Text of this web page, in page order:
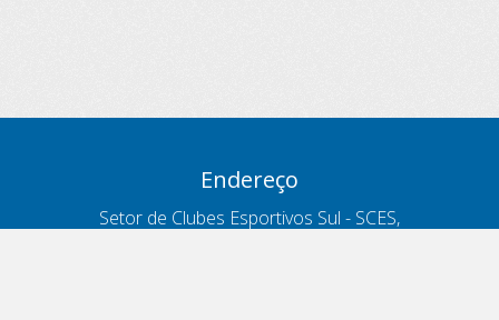
Endereço
Setor de Clubes Esportivos Sul - SCES,